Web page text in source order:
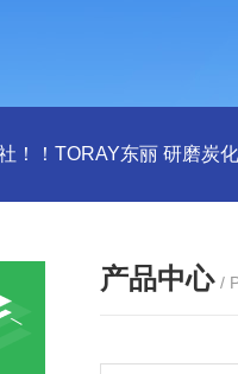
！！TORAY东丽 研磨炭
产品中心 /